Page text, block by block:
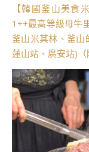
【韓國釜山美食
1++最高等級母牛
釜山米其林、釜山
蓮山站、廣安站)（